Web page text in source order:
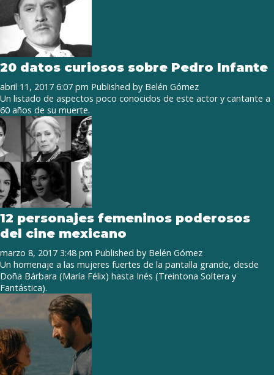
20 datos curiosos sobre Pedro Infante
abril 11, 2017 6:07 pm Published by Belén Gómez
Un listado de aspectos poco conocidos de este actor y cantante a
60 años de su muerte.
12 personajes femeninos poderosos
del cine mexicano
marzo 8, 2017 3:48 pm Published by Belén Gómez
Un homenaje a las mujeres fuertes de la pantalla grande, desde
Doña Bárbara (María Félix) hasta Inés (Treintona Soltera y
Fantástica).